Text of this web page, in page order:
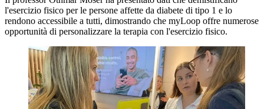
l'esercizio fisico per le persone affette da diabete di tipo 1 e lo
rendono accessibile a tutti, dimostrando che myLoop offre numerose
opportunità di personalizzare la terapia con l'esercizio fisico.